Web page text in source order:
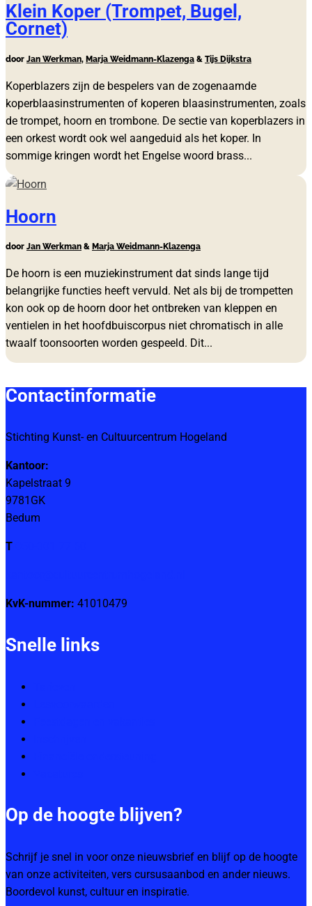
Klein Koper (Trompet, Bugel,
Cornet)
door Jan Werkman, Marja Weidmann-Klazenga & Tijs Dijkstra
Koperblazers zijn de bespelers van de zogenaamde
koperblaasinstrumenten of koperen blaasinstrumenten, zoals
de trompet, hoorn en trombone. De sectie van koperblazers in
een orkest wordt ook wel aangeduid als het koper. In
sommige kringen wordt het Engelse woord brass...
Hoorn
door Jan Werkman & Marja Weidmann-Klazenga
De hoorn is een muziekinstrument dat sinds lange tijd
belangrijke functies heeft vervuld. Net als bij de trompetten
kon ook op de hoorn door het ontbreken van kleppen en
ventielen in het hoofdbuiscorpus niet chromatisch in alle
twaalf toonsoorten worden gespeeld. Dit...
Contactinformatie
Stichting Kunst- en Cultuurcentrum Hogeland
Kantoor:
Kapelstraat 9
9781GK
Bedum
T
KvK-nummer: 41010479
Snelle links
Op de hoogte blijven?
Schrijf je snel in voor onze nieuwsbrief en blijf op de hoogte
van onze activiteiten, vers cursusaanbod en ander nieuws.
Boordevol kunst, cultuur en inspiratie.